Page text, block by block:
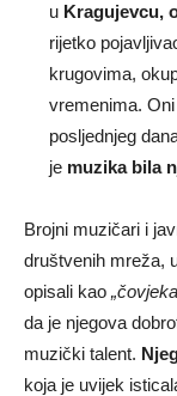
u Kragujevcu,
rijetko
krugovima,
vremenima.
posljednjeg
je muzika bila
Brojni muzičari i
društvenih mreža,
opisali kao
da je njegova
muzički talent.
koja je uvijek